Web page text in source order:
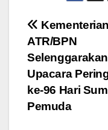
Navigasi
pos
Kementerian
ATR/BPN
Selenggarakan
Upacara
ke-96 Hari
Pemuda